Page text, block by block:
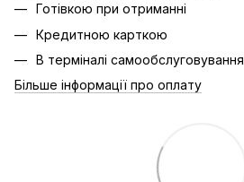
Готівкою при отриманні
Кредитною карткою
В терміналі самообслуговування
Більше інформації про оплату